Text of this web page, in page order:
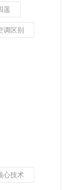
遥
调区别
心技术